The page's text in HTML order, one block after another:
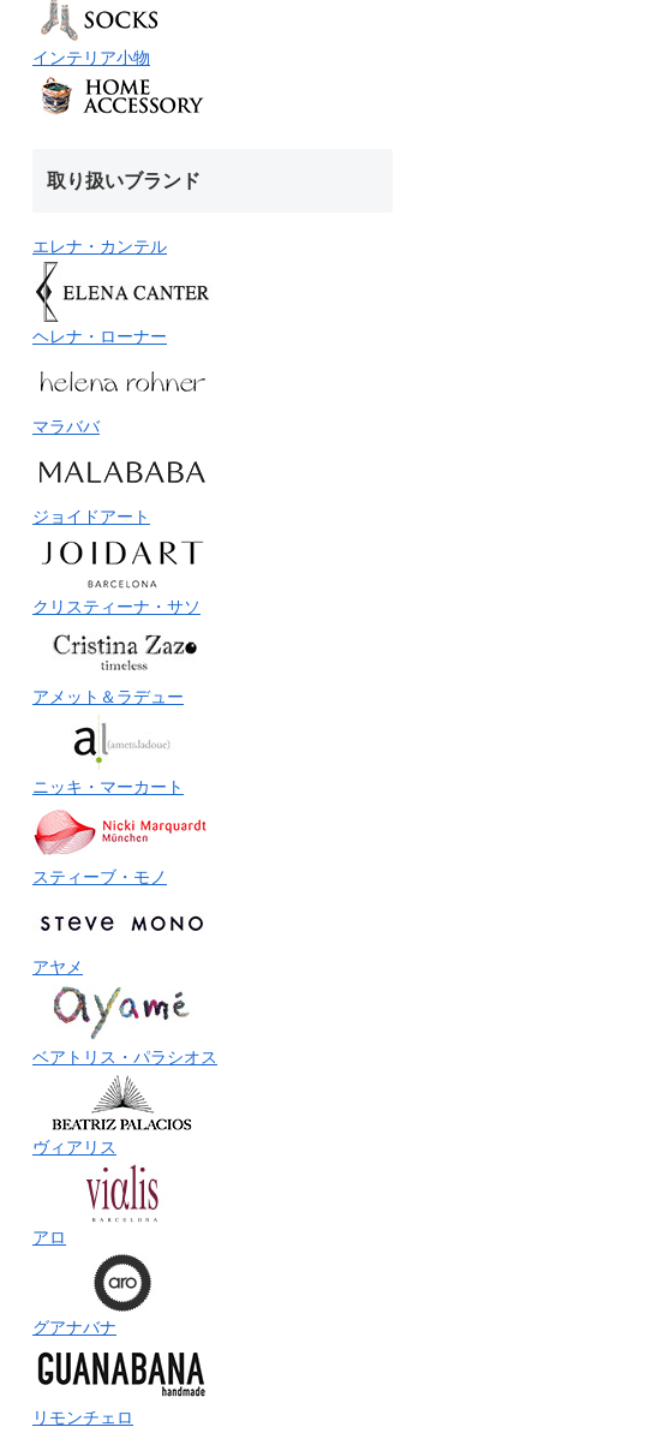
インテリア小物
取り扱いブランド
エレナ・カンテル
ヘレナ・ローナー
マラババ
ジョイドアート
クリスティーナ・サソ
アメット＆ラデュー
ニッキ・マーカート
スティーブ・モノ
アヤメ
ベアトリス・パラシオス
ヴィアリス
アロ
グアナバナ
リモンチェロ